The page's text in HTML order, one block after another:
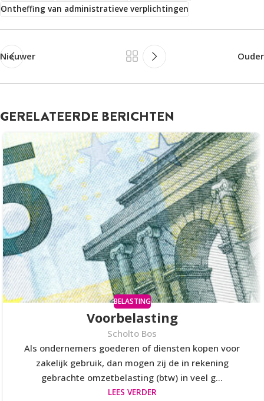
Ontheffing van administratieve verplichtingen
Nieuwer Ouder
GERELATEERDE BERICHTEN
BELASTING
Voorbelasting
Scholto Bos
Als ondernemers goederen of diensten kopen voor
zakelijk gebruik, dan mogen zij de in rekening
gebrachte omzetbelasting (btw) in veel g...
LEES VERDER